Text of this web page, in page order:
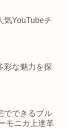
気YouTubeチ
彩な魅力を探
でできるブル
モニカ上達革